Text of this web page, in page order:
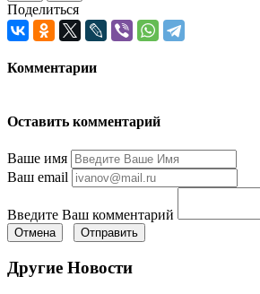
Поделиться
Комментарии
Оставить комментарий
Ваше имя
Ваш email
Введите Ваш комментарий
Отмена Отправить
Другие Новости